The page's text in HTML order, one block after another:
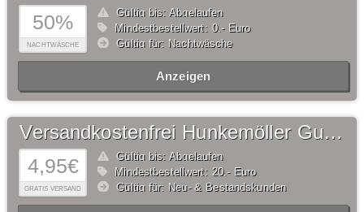
50%
NACHTWÄSCHE
Gültig bis: Abgelaufen
Mindestbestellwert: 0,- Euro
Gültig für: Nachtwäsche
Anzeigen
4,95€
GRATIS VERSAND
Versandkostenfrei Hunkemöller Gutschein
Gültig bis: Abgelaufen
Mindestbestellwert: 20,- Euro
Gültig für: Neu- & Bestandskunden